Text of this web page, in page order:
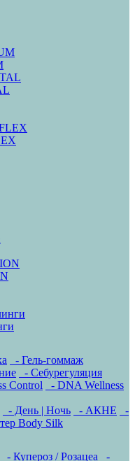
- Гель-гоммаж
- Себурегуляция
Control
- DNA Wellness
- День | Ночь - АКНЕ
-
Body Silk
- Купероз / Розацеа
-